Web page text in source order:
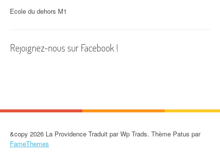
Ecole du dehors M1
Rejoignez-nous sur Facebook !
&copy 2026 La Providence Traduit par Wp Trads. Thème Patus par
FameThemes